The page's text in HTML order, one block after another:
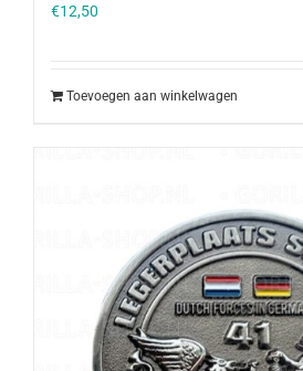
€12,50
Toevoegen aan winkelwagen